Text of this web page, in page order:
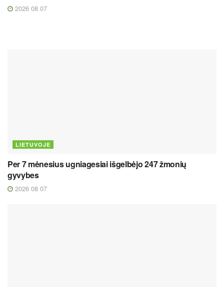
2026 08 07
LIETUVOJE
Per 7 mėnesius ugniagesiai išgelbėjo 247 žmonių
gyvybes
2026 08 07